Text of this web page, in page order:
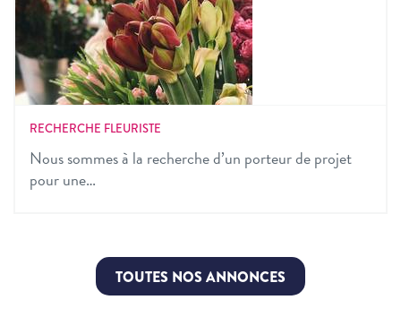
RECHERCHE FLEURISTE
Nous sommes à la recherche d’un porteur de projet
pour une…
TOUTES NOS ANNONCES